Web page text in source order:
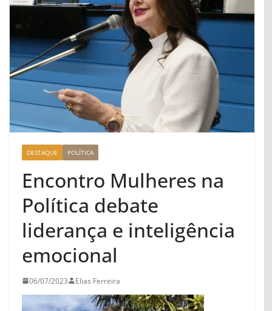
DESTAQUE POLÍTICA
Encontro Mulheres na
Política debate
liderança e inteligência
emocional
06/07/2023 Elias Ferreira